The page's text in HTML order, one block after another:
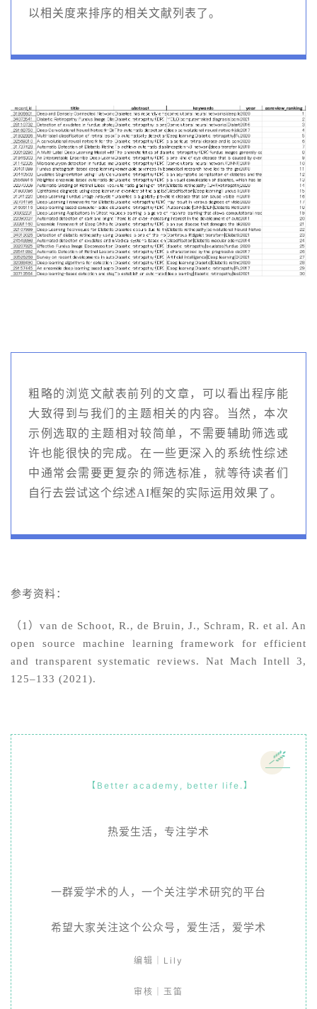
以相关度来排序的相关文献列表了。
粗略的浏览文献表前列的文章，可以看出程序能
大致得到与我们的主题相关的内容。当然，本次
示例选取的主题相对较简单，不需要辅助筛选或
许也能很快的完成。在一些更深入的系统性综述
中通常会需要更复杂的筛选标准，就等待读者们
自行去尝试这个综述AI框架的实际运用效果了。
参考资料：
（1）van de Schoot, R., de Bruin, J., Schram, R. et al. An
open source machine learning framework for efficient
and transparent systematic reviews. Nat Mach Intell 3,
125–133 (2021).
【Better academy, better life.】
热爱生活，专注学术
一群爱学术的人，一个关注学术研究的平台
希望大家关注这个公众号，爱生活，爱学术
编辑｜Lily
审核｜玉笛